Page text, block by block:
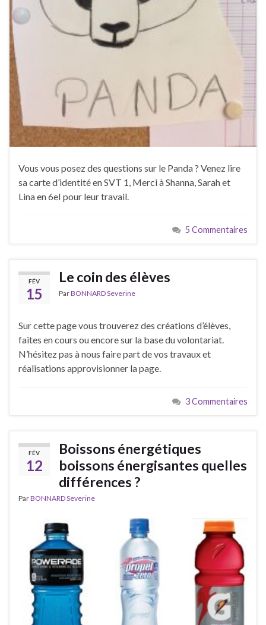
Vous vous posez des questions sur le Panda ? Venez lire
sa carte d’identité en SVT 1, Merci à Shanna, Sarah et
Lina en 6eI pour leur travail.
5 Commentaires
FÉV
15
Le coin des élèves
ParBONNARD Severine
Sur cette page vous trouverez des créations d’élèves,
faites en cours ou encore sur la base du volontariat.
N’hésitez pas à nous faire part de vos travaux et
réalisations approvisionner la page.
3 Commentaires
FÉV
12
Boissons énergétiques
boissons énergisantes quelles
différences ?
ParBONNARD Severine